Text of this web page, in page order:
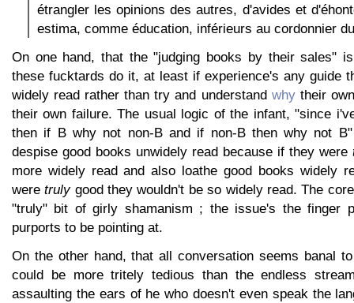
étrangler les opinions des autres, d'avides et
estima, comme éducation, inférieurs au cordonnier
On one hand, that the "judging books by their sales"
these fucktards do it, at least if experience's any guide
widely read rather than try and understand whytheir
their own failure. The usual logic of the infant, "since
then if B why not non-B and if non-B then why not
despise good books unwidely read because if they were
more widely read and also loathe good books widely
weretrulygood they wouldn't be so widely read. The
"truly" bit of girly shamanism ; the issue's the finger
purports to be pointing at.
On the other hand, that all conversation seems banal
could be more tritely tedious than the endless
assaulting the ears of he who doesn't even speak the